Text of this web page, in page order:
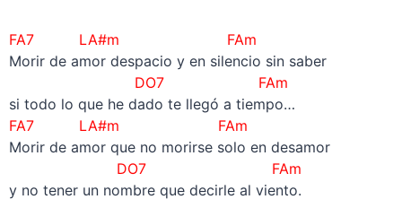
FA7 LA#m FAm
Morir de amor despacio y en silencio sin saber
DO7 FAm
si todo lo que he dado te llegó a tiempo…
FA7 LA#m FAm
Morir de amor que no morirse solo en desamor
DO7 FAm
y no tener un nombre que decirle al viento.